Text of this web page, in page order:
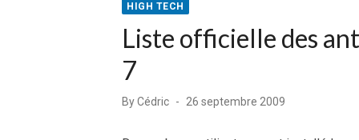
HIGH TECH
Liste officielle des
7
ByCédric
Posted
26 septembre 2009